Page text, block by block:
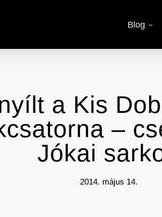
Blog
a Kis
–
Jókai
2014. május 14.